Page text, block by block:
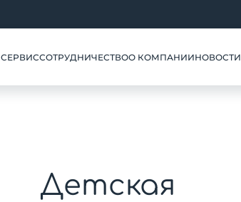
СЕРВИССОТРУДНИЧЕСТВОО КОМПАНИИНОВОСТИ
Детская